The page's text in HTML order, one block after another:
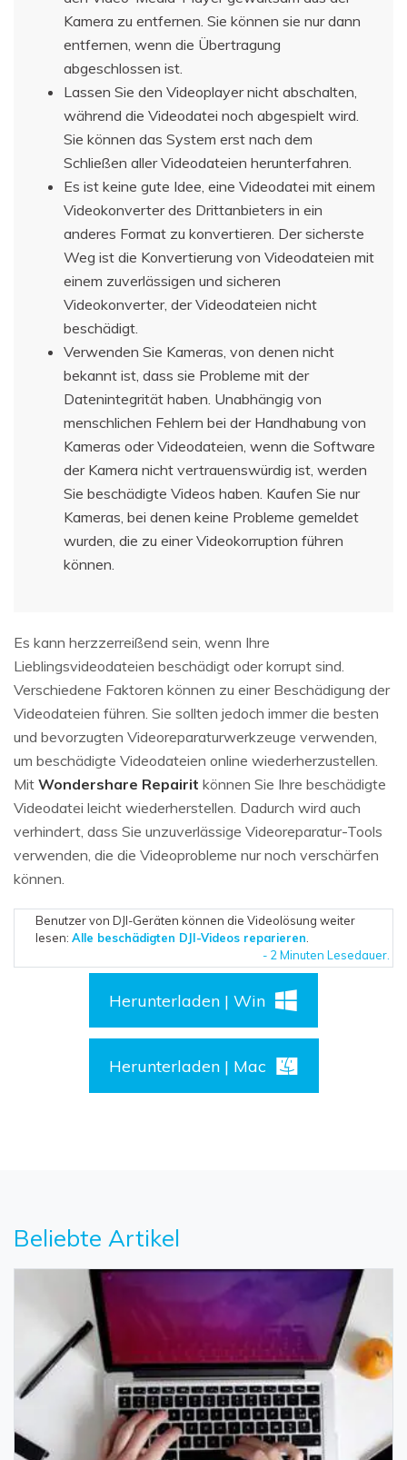
Kamera zu entfernen. Sie können sie nur dann
entfernen, wenn die Übertragung
abgeschlossen ist.
Lassen Sie den Videoplayer nicht abschalten,
während die Videodatei noch abgespielt wird.
Sie können das System erst nach dem
Schließen aller Videodateien herunterfahren.
Es ist keine gute Idee, eine Videodatei mit einem
Videokonverter des Drittanbieters in ein
anderes Format zu konvertieren. Der sicherste
Weg ist die Konvertierung von Videodateien mit
einem zuverlässigen und sicheren
Videokonverter, der Videodateien nicht
beschädigt.
Verwenden Sie Kameras, von denen nicht
bekannt ist, dass sie Probleme mit der
Datenintegrität haben. Unabhängig von
menschlichen Fehlern bei der Handhabung von
Kameras oder Videodateien, wenn die Software
der Kamera nicht vertrauenswürdig ist, werden
Sie beschädigte Videos haben. Kaufen Sie nur
Kameras, bei denen keine Probleme gemeldet
wurden, die zu einer Videokorruption führen
können.
Es kann herzzerreißend sein, wenn Ihre
Lieblingsvideodateien beschädigt oder korrupt sind.
Verschiedene Faktoren können zu einer Beschädigung der
Videodateien führen. Sie sollten jedoch immer die besten
und bevorzugten Videoreparaturwerkzeuge verwenden,
um beschädigte Videodateien online wiederherzustellen.
Mit Wondershare Repairit können Sie Ihre beschädigte
Videodatei leicht wiederherstellen. Dadurch wird auch
verhindert, dass Sie unzuverlässige Videoreparatur-Tools
verwenden, die die Videoprobleme nur noch verschärfen
können.
Benutzer von DJI-Geräten können die Videolösung weiter
lesen:Alle beschädigten DJI-Videos reparieren
- 2 Minuten Lesedauer.
Herunterladen | Win
Herunterladen | Mac
Beliebte Artikel